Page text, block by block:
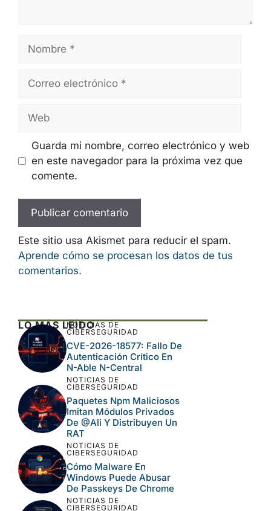
electrónico
Web
Guarda mi nombre, correo electrónico y
web en este navegador para la próxima
vez que comente.
Aprende cómo se procesan los datos de tus
comentarios.
LO MÁS LEÍDO
NOTICIAS DE
CIBERSEGURIDAD
CVE-2026-18577: Fallo
De Autenticación Crítico
En N-Able N-Central
NOTICIAS DE
CIBERSEGURIDAD
Paquetes Npm
Maliciosos Imitan
Módulos Privados De
@ali Y Distribuyen Un
RAT